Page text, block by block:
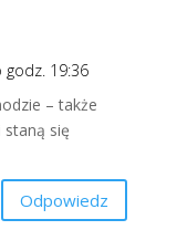
19:36
– także
się
Odpowiedz